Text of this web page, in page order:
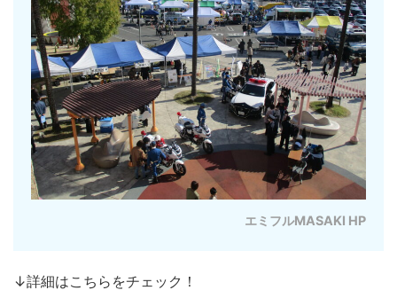
エミフルMASAKI HP
↓詳細はこちらをチェック！